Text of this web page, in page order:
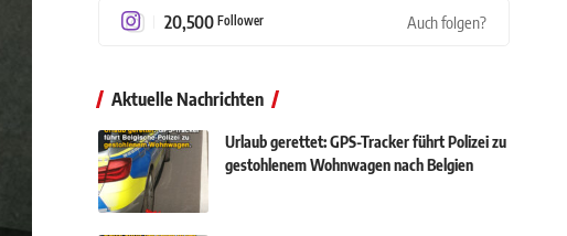
20,500 Follower Auch folgen?
Aktuelle Nachrichten
Urlaub gerettet: GPS-Tracker führt Polizei zu
gestohlenem Wohnwagen nach Belgien